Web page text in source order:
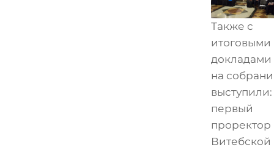
Также с
итоговыми
докладами
на
выступили:
первый
проректор
Витебской